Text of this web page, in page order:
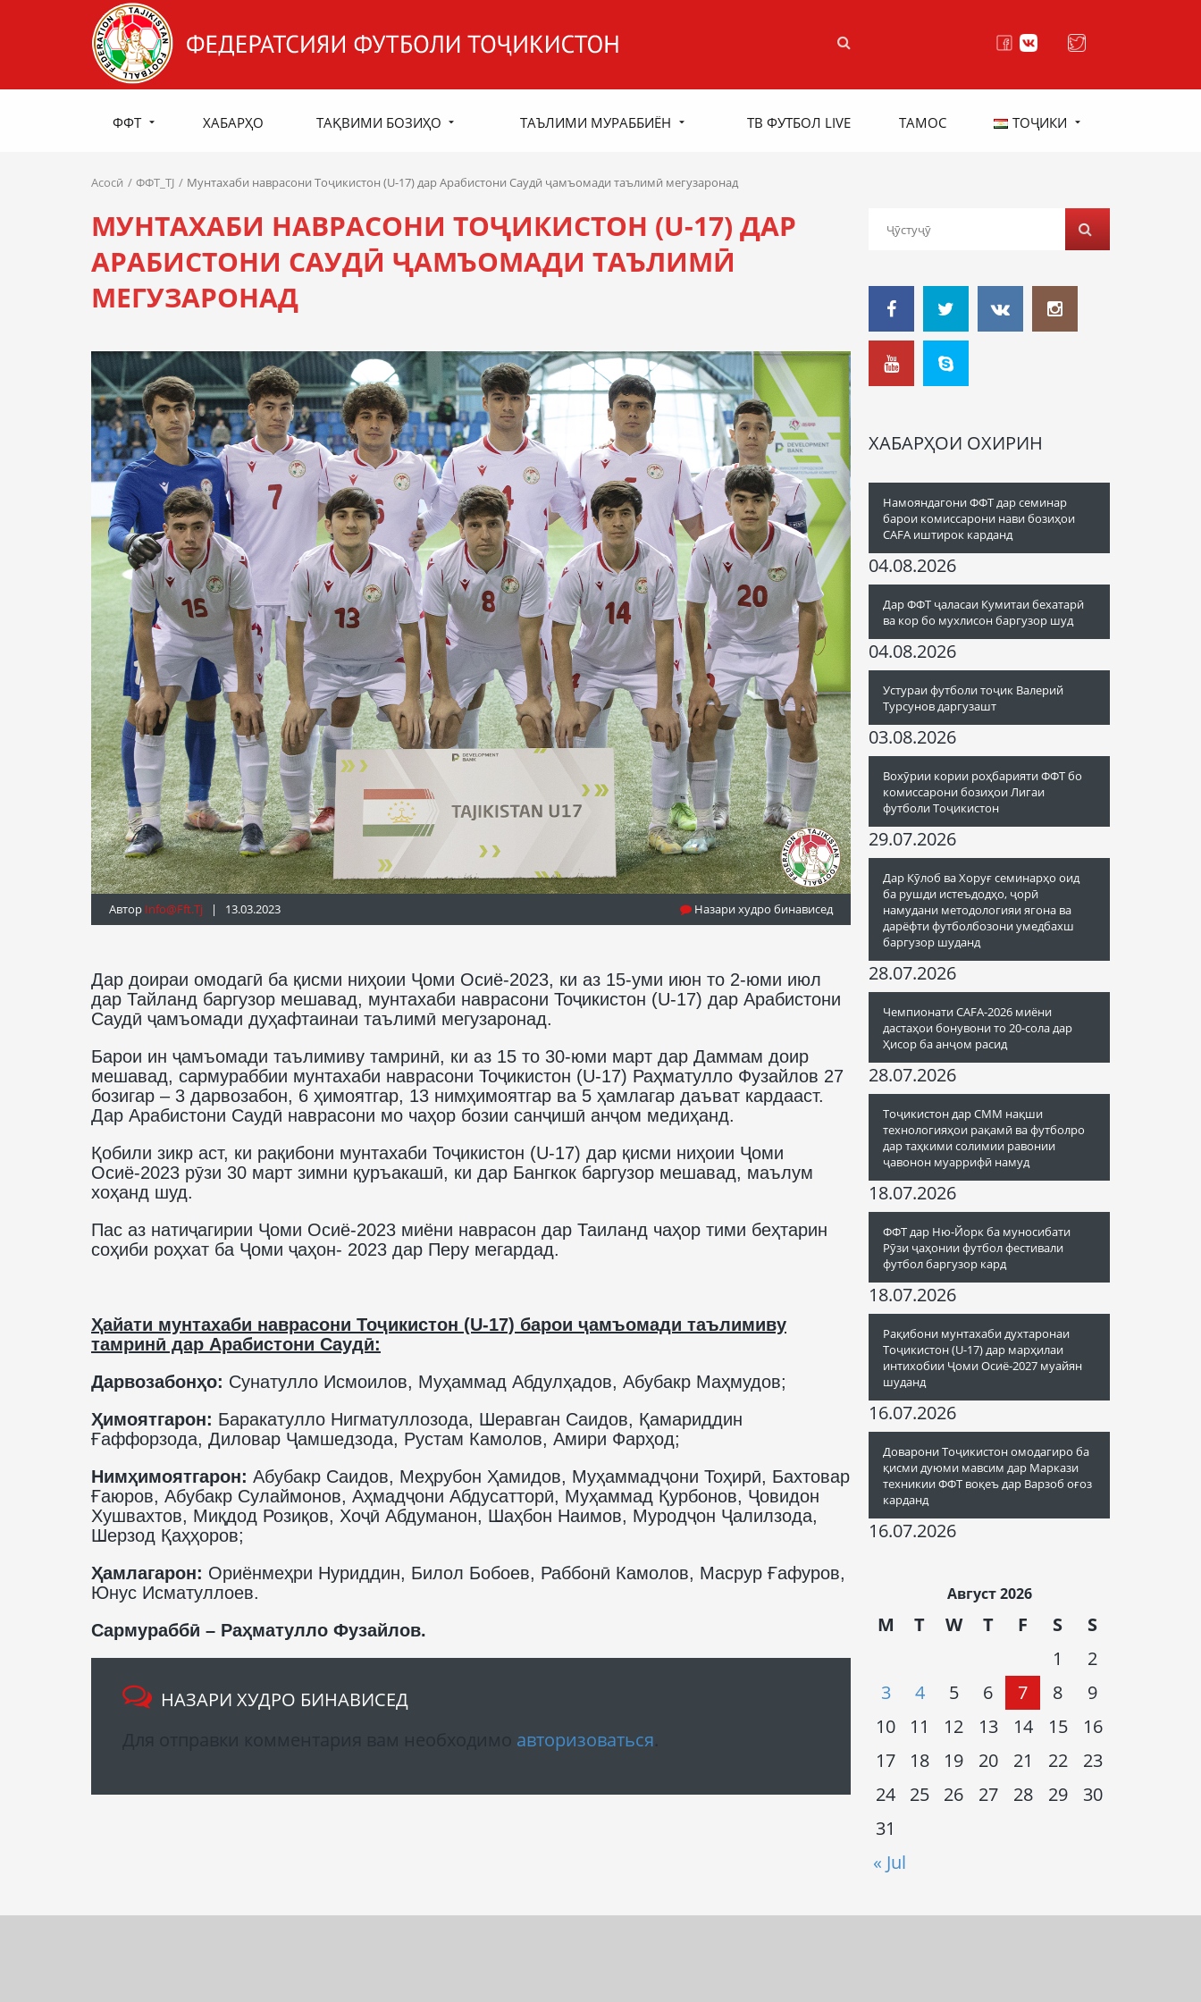
ФФТ ХАБАРҲО ТАҚВИМИ БОЗИҲО ТАЪЛИМИ МУРАББИЁН ТВ ФУТБОЛ LIVE ТАМОС ТОҶИКИ
Асосӣ ФФТ_TJ Мунтахаби наврасони Тоҷикистон (U-17) дар Арабистони Саудӣ ҷамъомади таълимӣ мегузаронад
МУНТАХАБИ НАВРАСОНИ ТОҶИКИСТОН (U-17) ДАР
АРАБИСТОНИ САУДӢ ҶАМЪОМАДИ ТАЪЛИМӢ
МЕГУЗАРОНАД
Автор Info@fft.tj | 13.03.2023 Назари худро бинависед
Дар доираи омодагӣ ба қисми ниҳоии Ҷоми Осиё-2023, ки аз 15-уми июн то 2-юми июл
дар Тайланд баргузор мешавад, мунтахаби наврасони Тоҷикистон (U-17) дар Арабистони
Саудӣ ҷамъомади дуҳафтаинаи таълимӣ мегузаронад.
Барои ин ҷамъомади таълимиву тамринӣ, ки аз 15 то 30-юми март дар Даммам доир
мешавад, сармураббии мунтахаби наврасони Тоҷикистон (U-17) Раҳматулло Фузайлов 27
бозигар – 3 дарвозабон, 6 ҳимоятгар, 13 нимҳимоятгар ва 5 ҳамлагар даъват кардааст.
Дар Арабистони Саудӣ наврасони мо чаҳор бозии санҷишӣ анҷом медиҳанд.
Қобили зикр аст, ки рақибони мунтахаби Тоҷикистон (U-17) дар қисми ниҳоии Ҷоми
Осиё-2023 рӯзи 30 март зимни қуръакашӣ, ки дар Бангкок баргузор мешавад, маълум
хоҳанд шуд.
Пас аз натиҷагирии Ҷоми Осиё-2023 миёни наврасон дар Таиланд чаҳор тими беҳтарин
соҳиби роҳхат ба Ҷоми ҷаҳон- 2023 дар Перу мегардад.
Ҳайати мунтахаби наврасони Тоҷикистон (U-17) барои ҷамъомади таълимиву
тамринӣ дар Арабистони Саудӣ:
Дарвозабонҳо: Сунатулло Исмоилов, Муҳаммад Абдулҳадов, Абубакр Маҳмудов;
Ҳимоятгарон: Баракатулло Нигматуллозода, Шеравган Саидов, Қамариддин
Ғаффорзода, Диловар Ҷамшедзода, Рустам Камолов, Амири Фарҳод;
Нимҳимоятгарон: Абубакр Саидов, Меҳрубон Ҳамидов, Муҳаммадҷони Тоҳирӣ, Бахтовар
Ғаюров, Абубакр Сулаймонов, Аҳмадҷони Абдусатторӣ, Муҳаммад Қурбонов, Ҷовидон
Хушвахтов, Миқдод Розиқов, Хоҷӣ Абдуманон, Шаҳбон Наимов, Муродҷон Ҷалилзода,
Шерзод Қаҳҳоров;
Ҳамлагарон: Ориёнмеҳри Нуриддин, Билол Бобоев, Раббонӣ Камолов, Масрур Ғафуров,
Юнус Исматуллоев.
Сармураббӣ – Раҳматулло Фузайлов.
НАЗАРИ ХУДРО БИНАВИСЕД
авторизоваться
ХАБАРҲОИ ОХИРИН
Намояндагони ФФТ дар семинар
барои комиссарони нави бозиҳои
CAFA иштирок карданд
04.08.2026
Дар ФФТ ҷаласаи Кумитаи бехатарӣ
ва кор бо мухлисон баргузор шуд
04.08.2026
Устураи футболи тоҷик Валерий
Турсунов даргузашт
03.08.2026
Вохӯрии кории роҳбарияти ФФТ бо
комиссарони бозиҳои Лигаи
футболи Тоҷикистон
29.07.2026
Дар Кӯлоб ва Хоруғ семинарҳо оид
ба рушди истеъдодҳо, ҷорӣ
намудани методологияи ягона ва
дарёфти футболбозони умедбахш
баргузор шуданд
28.07.2026
Чемпионати CAFA-2026 миёни
дастаҳои бонувони то 20-сола дар
Ҳисор ба анҷом расид
28.07.2026
Тоҷикистон дар СММ нақши
технологияҳои рақамӣ ва футболро
дар таҳкими солимии равонии
ҷавонон муаррифӣ намуд
18.07.2026
ФФТ дар Ню-Йорк ба муносибати
Рӯзи ҷаҳонии футбол фестивали
футбол баргузор кард
18.07.2026
Рақибони мунтахаби духтаронаи
Тоҷикистон (U-17) дар марҳилаи
интихобии Ҷоми Осиё-2027 муайян
шуданд
16.07.2026
Доварони Тоҷикистон омодагиро ба
қисми дуюми мавсим дар Маркази
техникии ФФТ воқеъ дар Варзоб оғоз
карданд
16.07.2026
Август 2026
M T W T F S S
« Jul
1
2
3
4 5 6 7 8
9
10
11 12 13 14 15
16
17
18 19 20 21 22
23
24
25 26 27 28 29
30
31